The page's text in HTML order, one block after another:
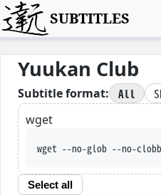
SUBTITLES
Yuukan Club
Subtitle format: All
wget
wget --no-glob --no-clobber --
Select all